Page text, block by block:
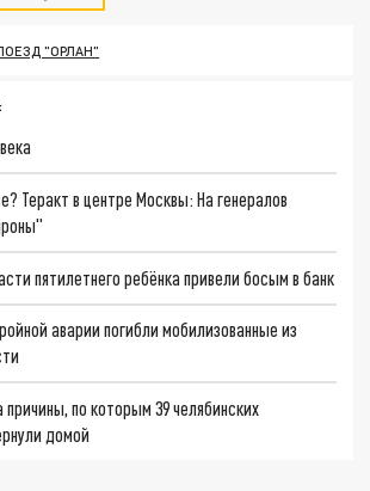
"ОРЛАН"
Теракт в центре Москвы: На генералов
пятилетнего ребёнка привели босым в банк
аварии погибли мобилизованные из
по которым 39 челябинских
домой